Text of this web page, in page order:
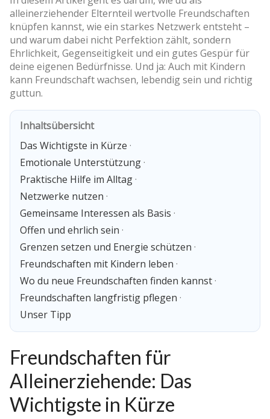
alleinerziehender Elternteil wertvolle Freundschaften
knüpfen kannst, wie ein starkes Netzwerk entsteht –
und warum dabei nicht Perfektion zählt, sondern
Ehrlichkeit, Gegenseitigkeit und ein gutes Gespür für
deine eigenen Bedürfnisse. Und ja: Auch mit Kindern
kann Freundschaft wachsen, lebendig sein und richtig
guttun.
Inhaltsübersicht
Das Wichtigste in Kürze ·
Emotionale Unterstützung·
Praktische Hilfe im Alltag·
Netzwerke nutzen ·
Gemeinsame Interessen als Basis ·
Offen und ehrlich sein ·
Grenzen setzen und Energie schützen ·
Freundschaften mit Kindern leben ·
Wo du neue Freundschaften finden kannst·
Freundschaften langfristig pflegen ·
Unser Tipp
Freundschaften für
Alleinerziehende: Das
Wichtigste in Kürze